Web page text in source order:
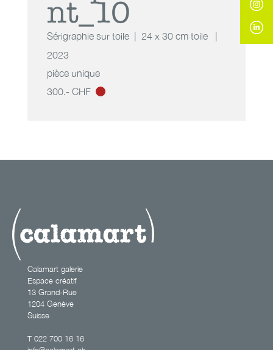
nt_10
Sérigraphie sur toile
24 x 30 cm toile
2023
pièce unique
300.- CHF
les femmes
Calamart galerie
Espace créatif
13 Grand-Rue
1204 Genève
Suisse
T 022 700 16 16